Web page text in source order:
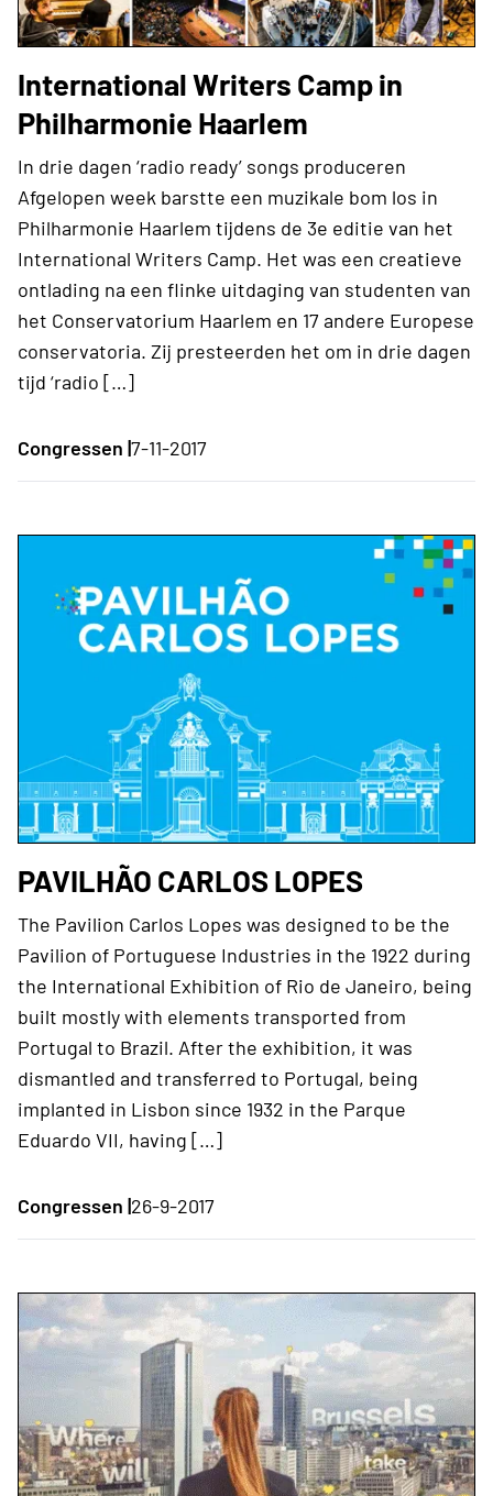
International Writers Camp in
Philharmonie Haarlem
In drie dagen ‘radio ready’ songs produceren
Afgelopen week barstte een muzikale bom los in
Philharmonie Haarlem tijdens de 3e editie van het
International Writers Camp. Het was een creatieve
ontlading na een flinke uitdaging van studenten van
het Conservatorium Haarlem en 17 andere Europese
conservatoria. Zij presteerden het om in drie dagen
tijd ‘radio […]
Congressen |7-11-2017
PAVILHÃO CARLOS LOPES
The Pavilion Carlos Lopes was designed to be the
Pavilion of Portuguese Industries in the 1922 during
the International Exhibition of Rio de Janeiro, being
built mostly with elements transported from
Portugal to Brazil. After the exhibition, it was
dismantled and transferred to Portugal, being
implanted in Lisbon since 1932 in the Parque
Eduardo VII, having […]
Congressen |26-9-2017